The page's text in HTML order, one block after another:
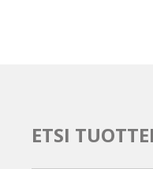
ETSI